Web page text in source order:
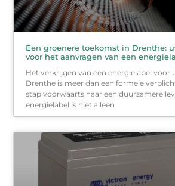
Een groenere toekomst in Drenthe:
voor het aanvragen van een
Het verkrijgen van een energielabel voor
Drenthe is meer dan een formele
stap voorwaarts naar een duurzamere
energielabel is niet alleen